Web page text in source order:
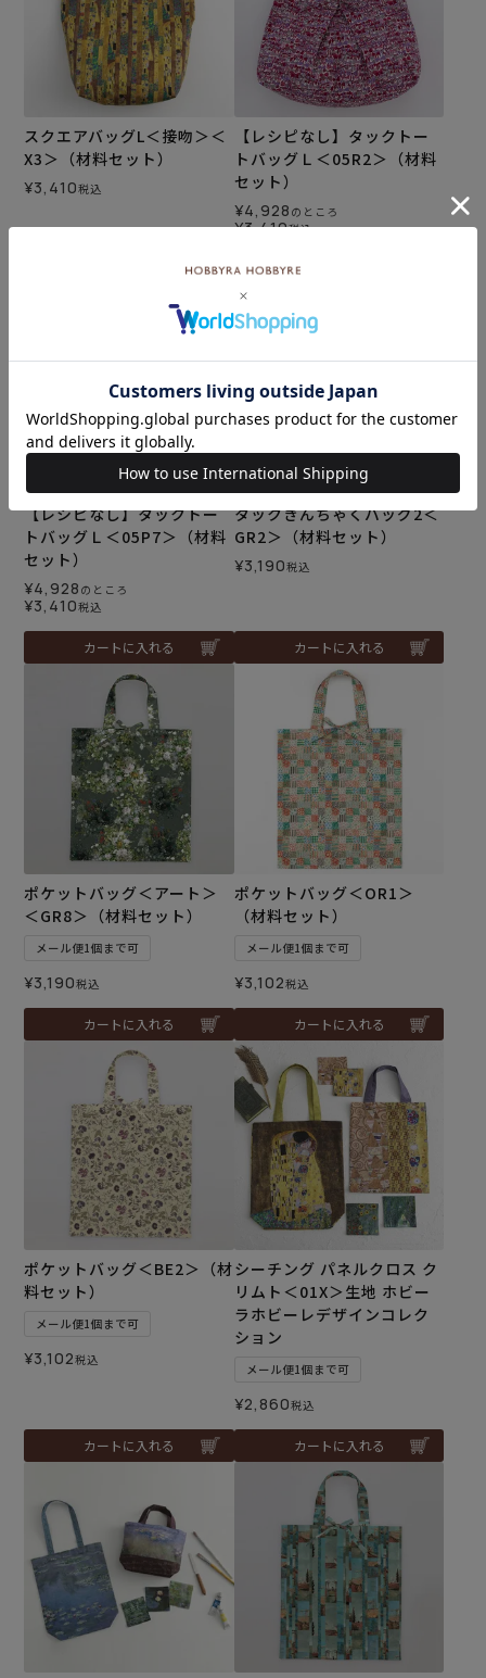
スクエアバッグL＜接吻＞＜
X3＞（材料セット）
¥3,410税込
【レシピなし】タックトー
トバッグＬ＜05R2＞（材料
セット）
¥4,928 のところ
¥3,410税込
カートに入れる
【レシピなし】タックトー
トバッグＬ＜05P7＞（材料
セット）
¥4,928 のところ
¥3,410税込
カートに入れる
タックきんちゃくバッグ2＜
GR2＞（材料セット）
¥3,190税込
カートに入れる
ポケットバッグ＜アート＞
＜GR8＞（材料セット）
メール便1個まで可
¥3,190税込
カートに入れる
ポケットバッグ＜OR1＞
（材料セット）
メール便1個まで可
¥3,102税込
カートに入れる
ポケットバッグ＜BE2＞（材
料セット）
メール便1個まで可
¥3,102税込
カートに入れる
シーチング パネルクロス ク
リムト＜01X＞生地 ホビー
ラホビーレデザインコレク
ション
メール便1個まで可
¥2,860税込
カートに入れる